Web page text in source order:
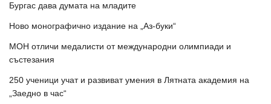
Бургас дава думата на младите
Ново монографично издание на „Аз-буки“
МОН отличи медалисти от международни олимпиади и
състезания
250 ученици учат и развиват умения в Лятната академия на
„Заедно в час“